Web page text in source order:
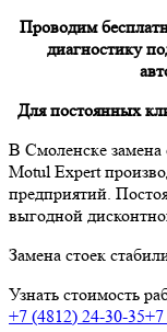
Проводим
диагностику
Для постоянных
В Смоленске замена
Motul Expert
предприятий.
выгодной
Замена стоек
Узнать стоимость
+7 (4812) 24-30-35+7